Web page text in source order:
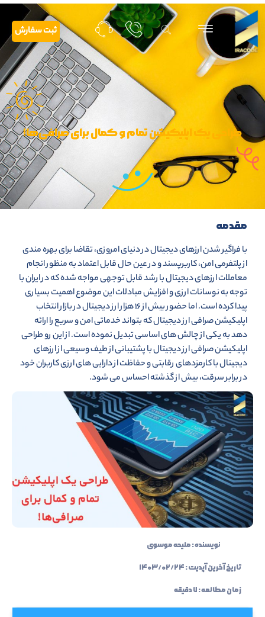
ثبت سفارش
طراحی یک اپلیکیشن تمام و کمال برای صرافی‌ها!
مقدمه
با فراگیر شدن ارزهای دیجیتال در دنیای امروزی، تقاضا برای بهره مندی
از پلتفرمی امن، کاربرپسند و در عین حال قابل اعتماد به منظور انجام
معاملات ارزهای دیجیتال با رشد قابل توجهی مواجه شده که در ایران با
توجه به نوسانات ارزی و افزایش مبادلات این موضوع اهمیت بسیاری
پیدا کرده است. اما حضور بیش از ۱۶ هزار ارز دیجیتال در بازار انتخاب
اپلیکیشن صرافی ارز دیجیتال که بتواند خدماتی امن و سریع را ارائه
دهد به یکی از چالش های اساسی تبدیل نموده است. از این رو طراحی
اپلیکیشن صرافی ارز دیجیتال با پشتیبانی از طیف وسیعی از ارزهای
دیجیتال با کارمزدهای رقابتی و حفاظت از دارایی های ارزی کاربران خود
در برابر سرقت، بیش از گذشته احساس می شود.
نویسنده :ملیحه موسوی
تاریخ آخرین آپدیت :۱۴۰۳/۰۲/۲۴
زمان مطالعه : ۷ دقیقه